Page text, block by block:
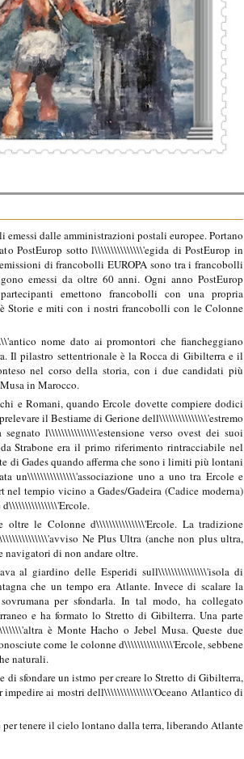
dalle amministrazioni postali europee. Portano
PostEurop sotto l\\\\\\\\\\\\\\\'egida di PostEurop in
di francobolli EUROPA sono tra i francobolli
emessi da oltre 60 anni. Ogni anno PostEurop
emettono francobolli con una propria
Storie e miti con i nostri francobolli con le Colonne
nome dato ai promontori che fiancheggiano
Il pilastro settentrionale è la Rocca di Gibilterra e il
nel corso della storia, con i due candidati più
in Marocco.
e Romani, quando Ercole dovette compiere dodici
il Bestiame di Gerione dell\\\\\\\\\\\\\\\'estremo
l\\\\\\\\\\\\\\\'estensione verso ovest dei suoi
Strabone era il primo riferimento rintracciabile nel
di Gades quando afferma che sono i limiti più lontani
un\\\\\\\\\\\\\\\'associazione uno a uno tra Ercole e
tempio vicino a Gades/Gadeira (Cadice moderna)
d\\\\\\\\\\\\\\\'Ercole.
le Colonne d\\\\\\\\\\\\\\\'Ercole. La tradizione
Ne Plus Ultra (anche non plus ultra,
navigatori di non andare oltre.
al giardino delle Esperidi sull\\\\\\\\\\\\\\\'isola di
che un tempo era Atlante. Invece di scalare la
per sfondarla. In tal modo, ha collegato
e ha formato lo Stretto di Gibilterra. Una parte
è Monte Hacho o Jebel Musa. Queste due
come le colonne d\\\\\\\\\\\\\\\'Ercole, sebbene
naturali.
di sfondare un istmo per creare lo Stretto di Gibilterra,
impedire ai mostri dell\\\\\\\\\\\\\\\'Oceano Atlantico di
tenere il cielo lontano dalla terra, liberando Atlante